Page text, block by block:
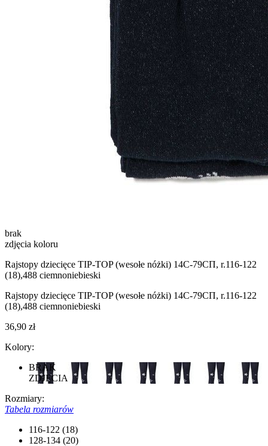
brak
zdjęcia koloru
Rajstopy dziecięce TIP-TOP (wesołe nóżki) 14С-79СП, r.116-122
(18),488 ciemnoniebieski
Rajstopy dziecięce TIP-TOP (wesołe nóżki) 14С-79СП, r.116-122
(18),488 ciemnoniebieski
36,90 zł
Kolory:
BRAK
ZDJĘCIA
Rozmiary:
Tabela rozmiarów
116-122 (18)
128-134 (20)